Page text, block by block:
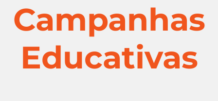
Campanhas
Educativas